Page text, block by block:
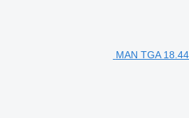
MAN TGA